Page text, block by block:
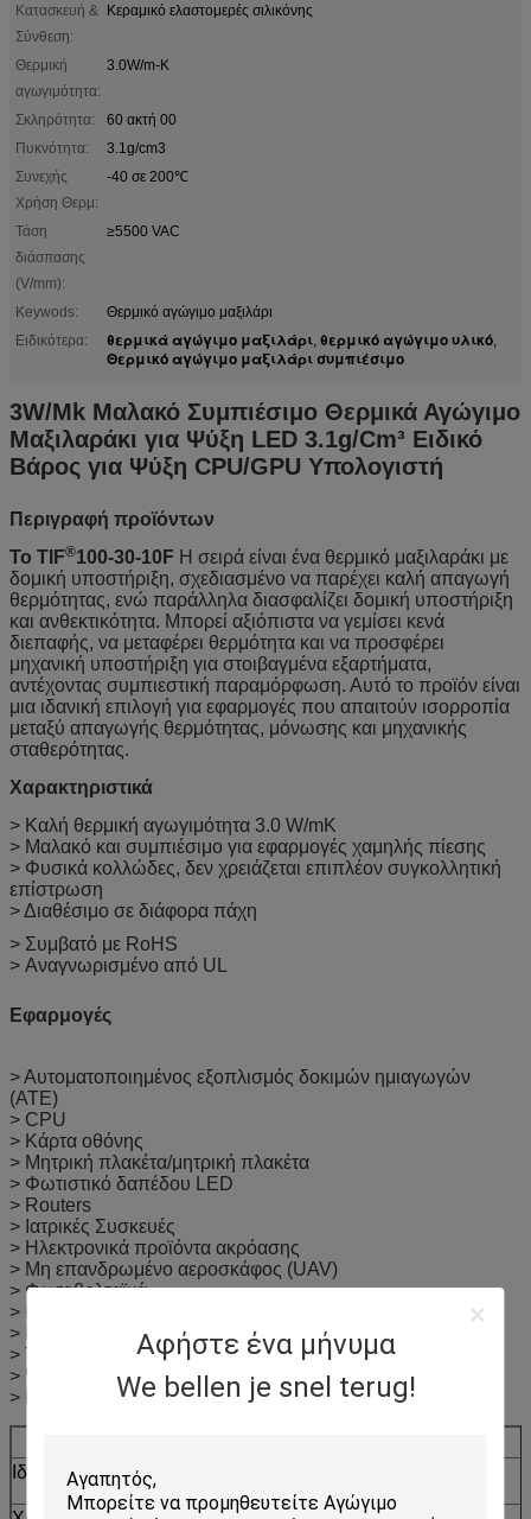
Αφήστε ένα μήνυμα
We bellen je snel terug!
Κατασκευή &
Σύνθεση:
Κεραμικό ελαστομερές σιλικόνης
Θερμική
αγωγιμότητα:
3.0W/m-Κ
Σκληρότητα:
60 ακτή 00
Πυκνότητα:
3.1g/cm3
Συνεχής
Χρήση Θερμ:
-40 σε 200℃
Τάση
διάσπασης
(V/mm):
≥5500 VAC
Keywods:
Θερμικό αγώγιμο μαξιλάρι
Ειδικότερα:
θερμικά αγώγιμο μαξιλάρι, θερμικό αγώγιμο υλικό,
Θερμικό αγώγιμο μαξιλάρι συμπιέσιμο
3W/Mk Μαλακό Συμπιέσιμο Θερμικά Αγώγιμο
Μαξιλαράκι για Ψύξη LED 3.1g/Cm³ Ειδικό
Βάρος για Ψύξη CPU/GPU Υπολογιστή
Περιγραφή προϊόντων
Το TIF®100-30-10F Η σειρά είναι ένα θερμικό μαξιλαράκι με
δομική υποστήριξη, σχεδιασμένο να παρέχει καλή απαγωγή
θερμότητας, ενώ παράλληλα διασφαλίζει δομική υποστήριξη
και ανθεκτικότητα. Μπορεί αξιόπιστα να γεμίσει κενά
διεπαφής, να μεταφέρει θερμότητα και να προσφέρει
μηχανική υποστήριξη για στοιβαγμένα εξαρτήματα,
αντέχοντας συμπιεστική παραμόρφωση. Αυτό το προϊόν είναι
μια ιδανική επιλογή για εφαρμογές που απαιτούν ισορροπία
μεταξύ απαγωγής θερμότητας, μόνωσης και μηχανικής
σταθερότητας.
Χαρακτηριστικά
> Καλή θερμική αγωγιμότητα 3.0 W/mK
> Μαλακό και συμπιέσιμο για εφαρμογές χαμηλής πίεσης
> Φυσικά κολλώδες, δεν χρειάζεται επιπλέον συγκολλητική
επίστρωση
> Διαθέσιμο σε διάφορα πάχη
> Συμβατό με RoHS
> Αναγνωρισμένο από UL
Εφαρμογές
> Αυτοματοποιημένος εξοπλισμός δοκιμών ημιαγωγών
(ATE)
> CPU
> Κάρτα οθόνης
> Μητρική πλακέτα/μητρική πλακέτα
> Φωτιστικό δαπέδου LED
> Routers
> Ιατρικές Συσκευές
> Ηλεκτρονικά προϊόντα ακρόασης
> Μη επανδρωμένο αεροσκάφος (UAV)
> Φωτοβολταϊκά
> Επικοινωνία σήματος
> Νέο ενεργειακό όχημα
> Τσιπ μητρικής πλακέτας
> Ψύκτρα
> Επεξεργαστές AI, Διακομιστές AI
Ιδιότητα